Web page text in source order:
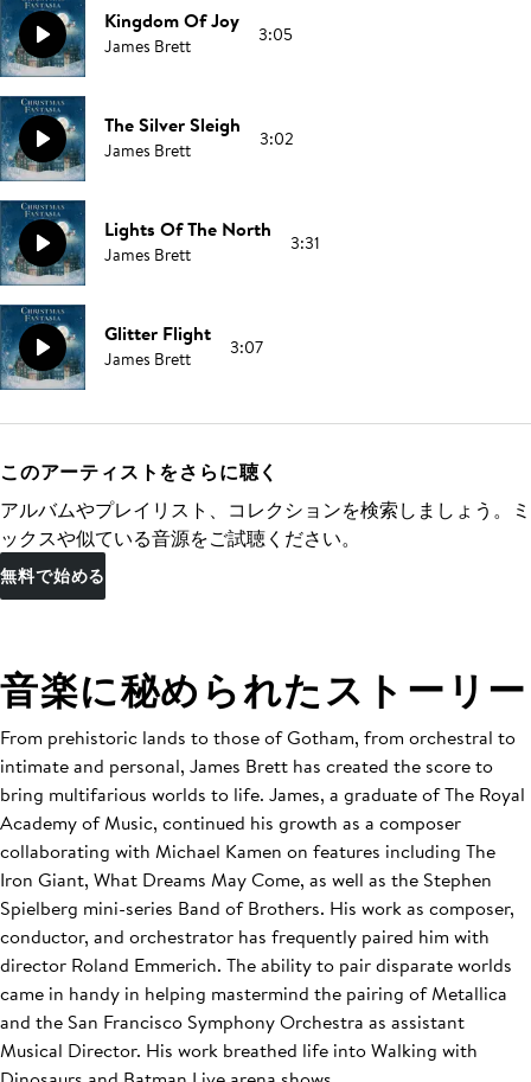
Kingdom Of Joy
James Brett 3:05
The Silver Sleigh
James Brett 3:02
Lights Of The North
James Brett 3:31
Glitter Flight
James Brett 3:07
このアーティストをさらに聴く
アルバムやプレイリスト、コレクションを検索しましょう。ミ
ックスや似ている音源をご試聴ください。
無料で始める
音楽に秘められたストーリー
From prehistoric lands to those of Gotham, from orchestral to
intimate and personal, James Brett has created the score to
bring multifarious worlds to life. James, a graduate of The Royal
Academy of Music, continued his growth as a composer
collaborating with Michael Kamen on features including The
Iron Giant, What Dreams May Come, as well as the Stephen
Spielberg mini-series Band of Brothers. His work as composer,
conductor, and orchestrator has frequently paired him with
director Roland Emmerich. The ability to pair disparate worlds
came in handy in helping mastermind the pairing of Metallica
and the San Francisco Symphony Orchestra as assistant
Musical Director. His work breathed life into Walking with